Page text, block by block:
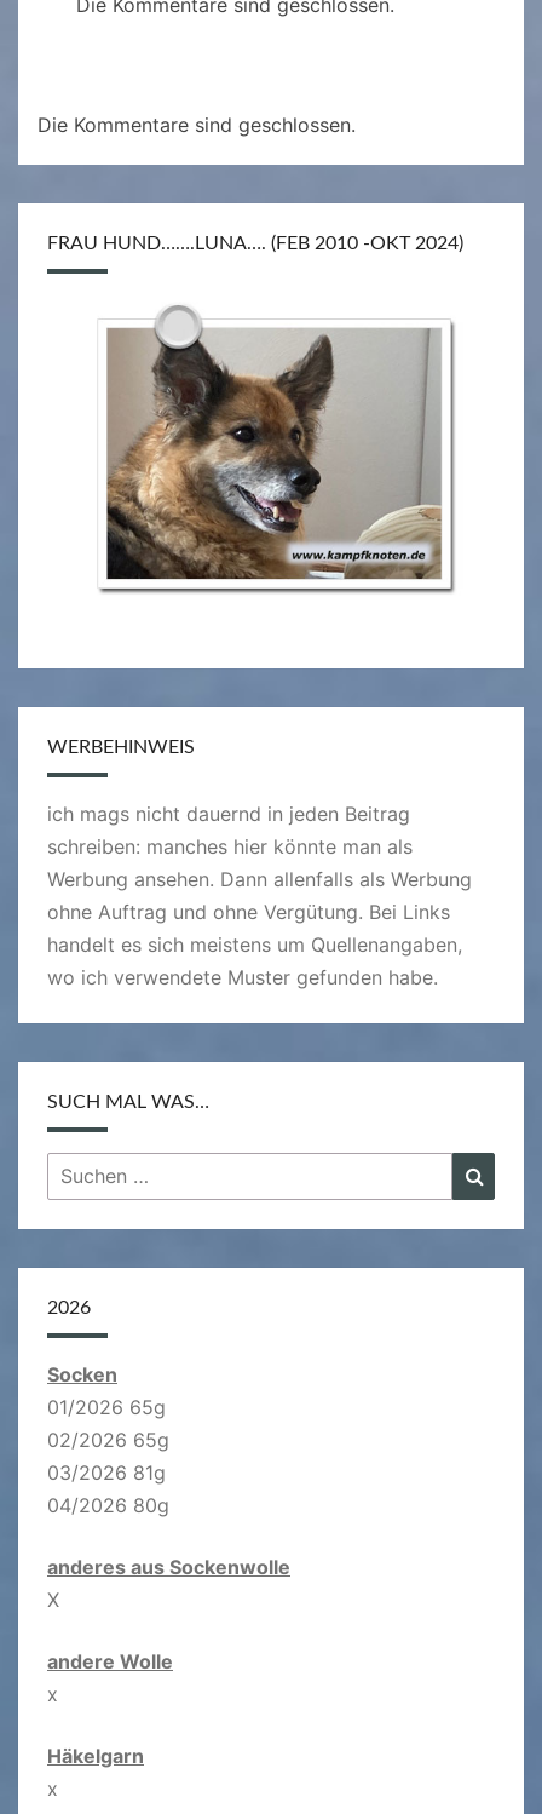
Die Kommentare sind geschlossen.
FRAU HUND…….LUNA…. (FEB 2010 -OKT 2024)
WERBEHINWEIS
ich mags nicht dauernd in jeden Beitrag
schreiben: manches hier könnte man als
Werbung ansehen. Dann allenfalls als Werbung
ohne Auftrag und ohne Vergütung. Bei Links
handelt es sich meistens um Quellenangaben,
wo ich verwendete Muster gefunden habe.
SUCH MAL WAS…
Suchen
nach:
2026
Socken
01/2026 65g
02/2026 65g
03/2026 81g
04/2026 80g
anderes aus Sockenwolle
X
andere Wolle
x
Häkelgarn
x